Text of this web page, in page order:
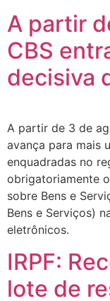
A partir
CBS
decisiva
A partir de 3 de
avança para mais
enquadradas no
obrigatoriamente
sobre Bens e
Bens e Serviços)
eletrônicos.
IRPF:
lote de